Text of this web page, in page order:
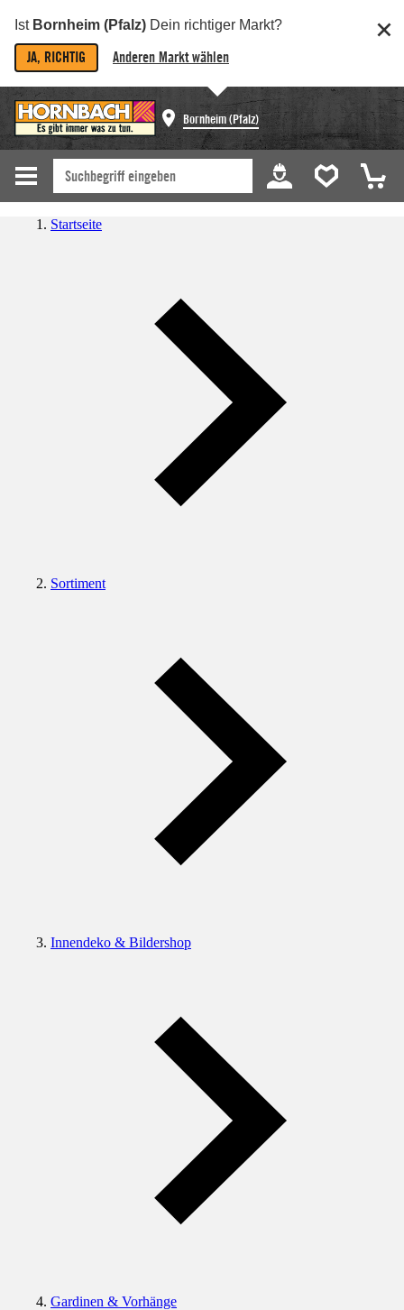
Ist Bornheim (Pfalz) Dein richtiger Markt?
JA, RICHTIG Anderen Markt wählen
Bornheim (Pfalz)
Startseite
Sortiment
Innendeko & Bildershop
Gardinen & Vorhänge